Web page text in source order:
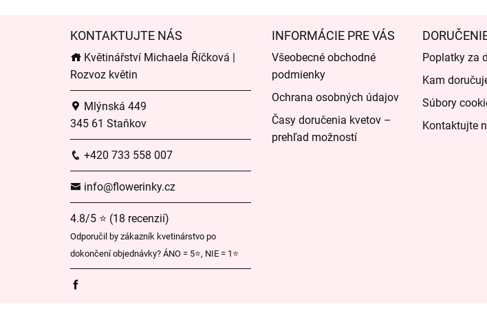
KONTAKTUJTE NÁS
Květinářství Michaela Říčková |
Rozvoz květin
Mlýnská 449
345 61 Staňkov
+420 733 558 007
info@flowerinky.cz
4.8/5 ⭐ (18 recenzií)
Odporučil by zákazník kvetinárstvo po
dokončení objednávky? ÁNO = 5⭐, NIE = 1⭐
INFORMÁCIE PRE VÁS
Všeobecné obchodné
podmienky
Ochrana osobných údajov
Časy doručenia kvetov –
prehľad možností
Poplatky za
Kam
Súbory
Kontaktujte